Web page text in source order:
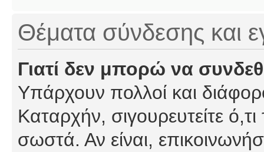
Θέματα σύνδεσης και
Γιατί δεν μπορώ να
Υπάρχουν πολλοί και
Καταρχήν, σιγουρευτείτε
σωστά. Αν είναι,